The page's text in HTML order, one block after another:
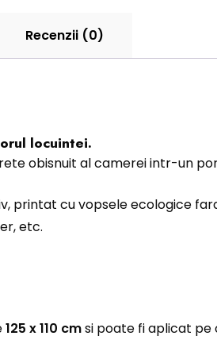
Recenzii (0)
locuintei.
obisnuit al camerei intr-un
printat cu vopsele ecologice
etc.
125 x 110 cmsi poate fi aplicat pe